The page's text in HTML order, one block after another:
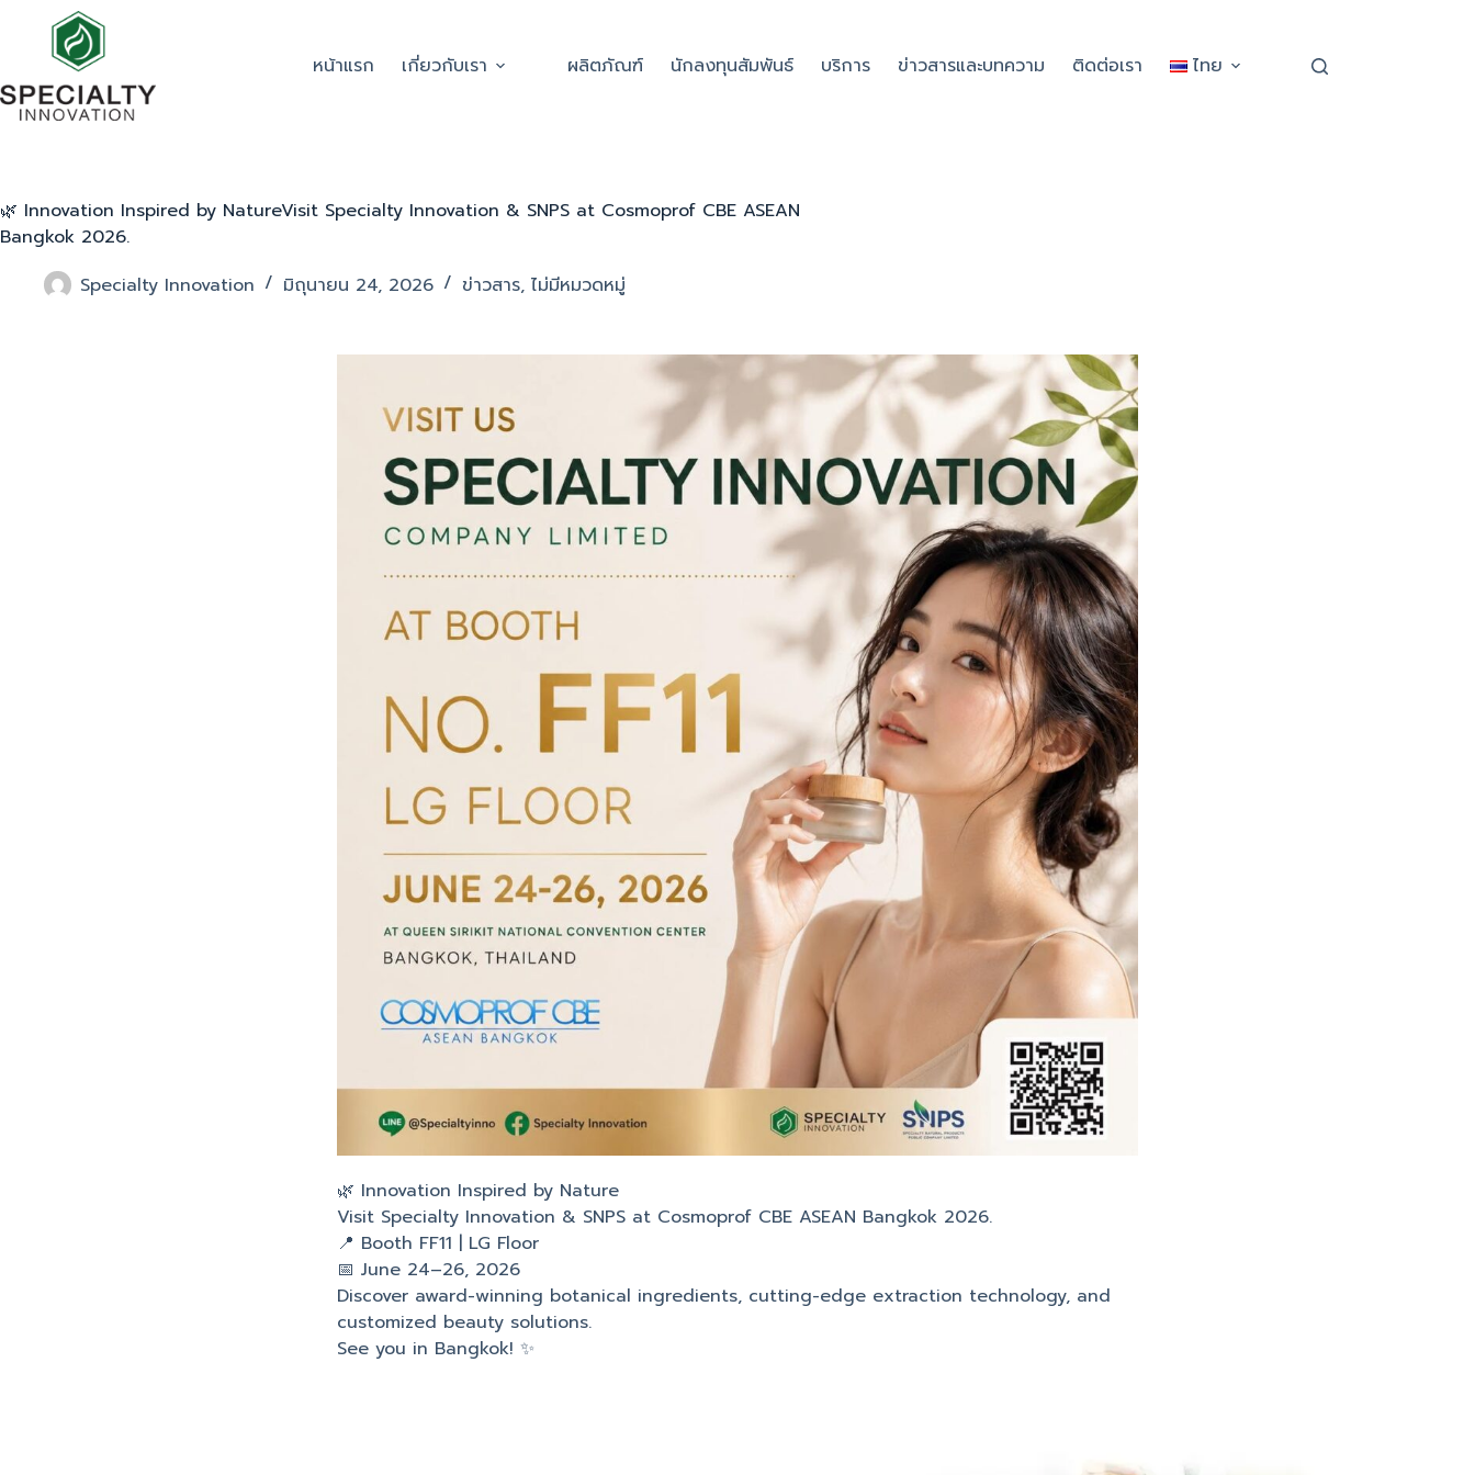
หน้าแรก เกี่ยวกับเรา ผลิตภัณฑ์ นักลงทุนสัมพันธ์ บริการ ข่าวสารและบทความ ติดต่อเรา ไทย
🌿 Innovation Inspired by NatureVisit Specialty Innovation & SNPS at Cosmoprof CBE ASEAN
Bangkok 2026.
Specialty Innovation
มิถุนายน 24, 2026 ข่าวสาร, ไม่มีหมวดหมู่
🌿 Innovation Inspired by Nature
Visit Specialty Innovation & SNPS at Cosmoprof CBE ASEAN Bangkok 2026.
📍 Booth FF11 | LG Floor
📅 June 24–26, 2026
Discover award-winning botanical ingredients, cutting-edge extraction technology, and
customized beauty solutions.
See you in Bangkok! ✨